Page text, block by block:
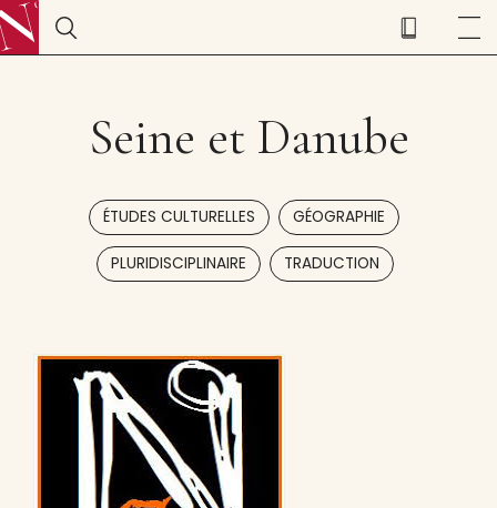
Seine et Danube
ÉTUDES CULTURELLES GÉOGRAPHIE
PLURIDISCIPLINAIRE , TRADUCTION